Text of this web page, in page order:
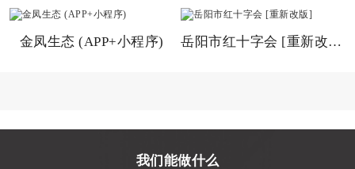
金凤生态 (APP+小程序) 岳阳市红十字会 [重新改版]
我们能做什么